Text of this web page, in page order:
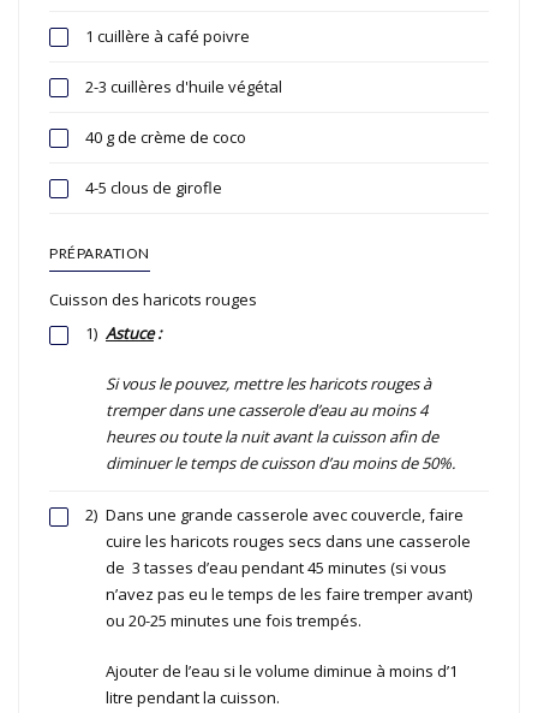
1 cuillère à café poivre
2-3 cuillères d'huile végétal
40 g de crème de coco
4-5 clous de girofle
PRÉPARATION
Cuisson des haricots rouges
1) Astuce:
Si vous le pouvez, mettre les haricots rouges à
tremper dans une casserole d’eau au moins 4
heures ou toute la nuit avant la cuisson afin de
diminuer le temps de cuisson d’au moins de 50%.
2) Dans une grande casserole avec couvercle, faire
cuire les haricots rouges secs dans une casserole
de 3 tasses d’eau pendant 45 minutes (si vous
n’avez pas eu le temps de les faire tremper avant)
ou 20-25 minutes une fois trempés.
Ajouter de l’eau si le volume diminue à moins d’1
litre pendant la cuisson.